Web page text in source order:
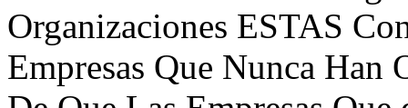
Organizaciones ESTAS
Empresas Que Nunca Han